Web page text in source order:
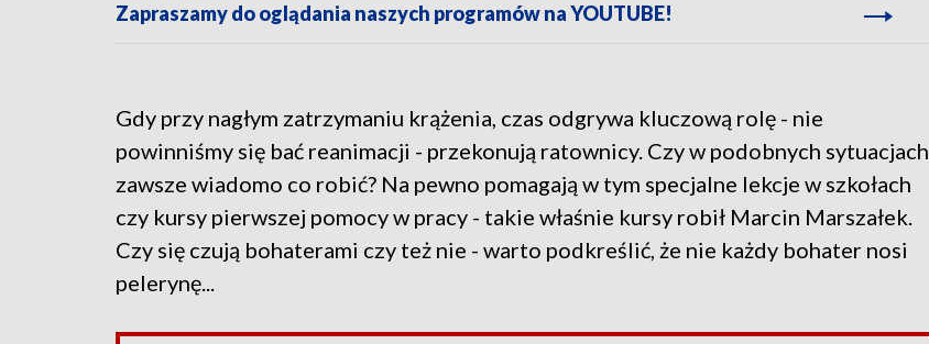
Zapraszamy do oglądania naszych programów na YOUTUBE!
Gdy przy nagłym zatrzymaniu krążenia, czas odgrywa kluczową rolę - nie
powinniśmy się bać reanimacji - przekonują ratownicy. Czy w podobnych sytuacjach
zawsze wiadomo co robić? Na pewno pomagają w tym specjalne lekcje w szkołach
czy kursy pierwszej pomocy w pracy - takie właśnie kursy robił Marcin Marszałek.
Czy się czują bohaterami czy też nie - warto podkreślić, że nie każdy bohater nosi
pelerynę...